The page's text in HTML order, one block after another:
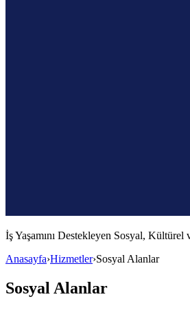
İş Yaşamını Destekleyen Sosyal, Kültürel
Anasayfa›Hizmetler›Sosyal Alanlar
Sosyal Alanlar